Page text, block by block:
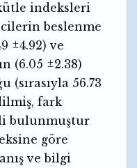
indeksleri
beslenme
±4.92) ve
(6.05 ±2.38)
(sırasıyla 56.73
fark
bulunmuştur
göre
ve bilgi